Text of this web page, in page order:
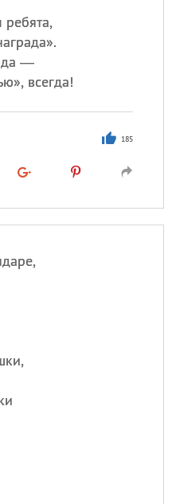
ребята,
—
всегда!
185